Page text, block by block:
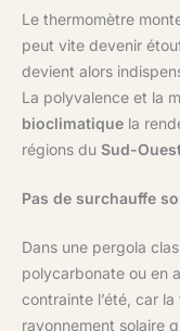
Le thermomètre
peut vite devenir
devient alors
La polyvalence et la
bioclimatique la
régions du Sud-
Pas de surchauffe
Dans une pergola
polycarbonate ou en
contrainte l’été, car
rayonnement solaire